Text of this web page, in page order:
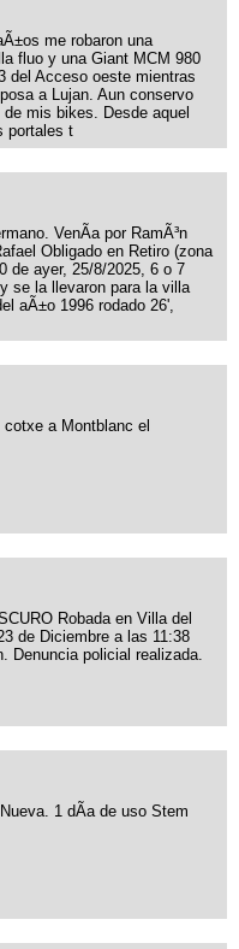
me robaron una
fluo y una Giant MCM 980
del Acceso oeste mientras
a Lujan. Aun conservo
mis bikes. Desde aquel
portales t
VenÃ­a por RamÃ³n
Obligado en Retiro (zona
de ayer, 25/8/2025, 6 o 7
se la llevaron para la villa
aÃ±o 1996 rodado 26',
a Montblanc el
Robada en Villa del
de Diciembre a las 11:38
Denuncia policial realizada.
1 dÃ­a de uso Stem